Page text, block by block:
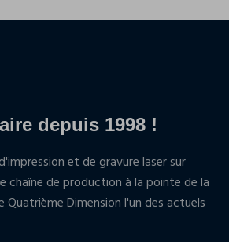
depuis 1998 !
et de gravure laser sur
chaîne de production à la pointe de la
Dimension l'un des actuels